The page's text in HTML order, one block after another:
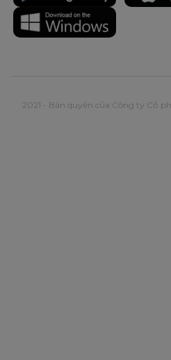
2021 - Bản quyền của Công ty Cổ